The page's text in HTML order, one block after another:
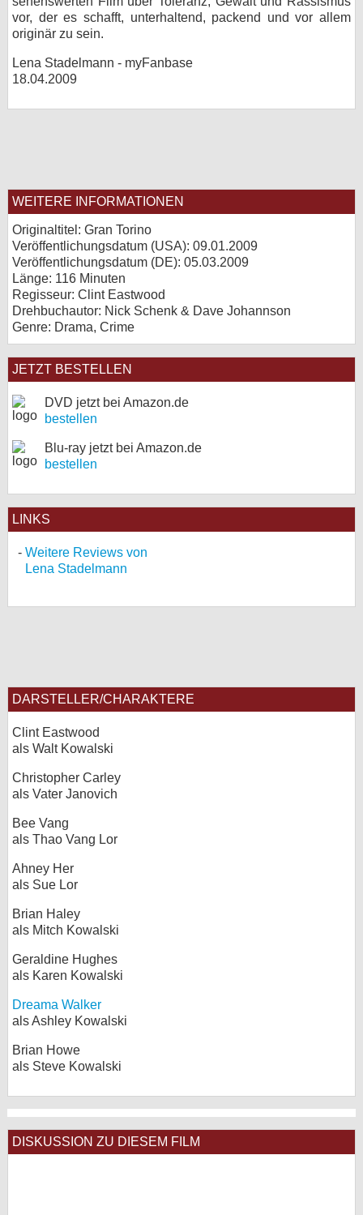
vor, der es schafft, unterhaltend, packend und vor allem
originär zu sein.
Lena Stadelmann - myFanbase
18.04.2009
WEITERE INFORMATIONEN
Originaltitel: Gran Torino
Veröffentlichungsdatum (USA): 09.01.2009
Veröffentlichungsdatum (DE): 05.03.2009
Länge: 116 Minuten
Regisseur: Clint Eastwood
Drehbuchautor: Nick Schenk & Dave Johannson
Genre: Drama, Crime
JETZT BESTELLEN
DVD jetzt bei Amazon.de
bestellen
Blu-ray jetzt bei Amazon.de
bestellen
LINKS
Weitere Reviews von
Lena Stadelmann
DARSTELLER/CHARAKTERE
Clint Eastwood
als Walt Kowalski
Christopher Carley
als Vater Janovich
Bee Vang
als Thao Vang Lor
Ahney Her
als Sue Lor
Brian Haley
als Mitch Kowalski
Geraldine Hughes
als Karen Kowalski
Dreama Walker
als Ashley Kowalski
Brian Howe
als Steve Kowalski
DISKUSSION ZU DIESEM FILM